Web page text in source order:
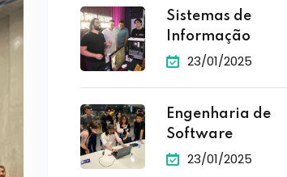
Sistemas de
Informação
23/01/2025
Engenharia de
Software
23/01/2025